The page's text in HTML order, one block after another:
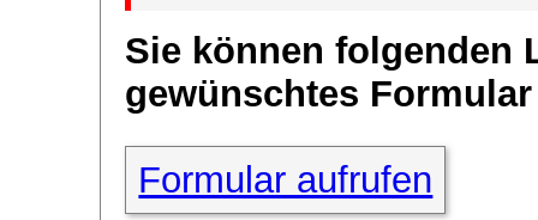
Sie können folgenden
gewünschtes
Formular aufrufen